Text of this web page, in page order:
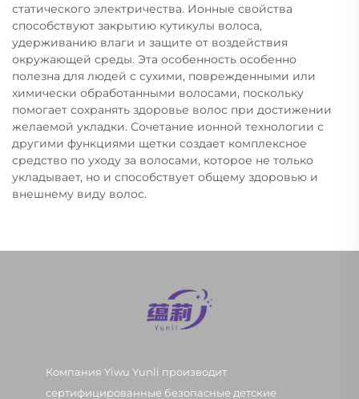
статического электричества. Ионные свойства
способствуют закрытию кутикулы волоса,
удерживанию влаги и защите от воздействия
окружающей среды. Эта особенность особенно
полезна для людей с сухими, поврежденными или
химически обработанными волосами, поскольку
помогает сохранять здоровье волос при достижении
желаемой укладки. Сочетание ионной технологии с
другими функциями щетки создает комплексное
средство по уходу за волосами, которое не только
укладывает, но и способствует общему здоровью и
внешнему виду волос.
Компания Yiwu Yunli производит
сертифицированные безопасные детские